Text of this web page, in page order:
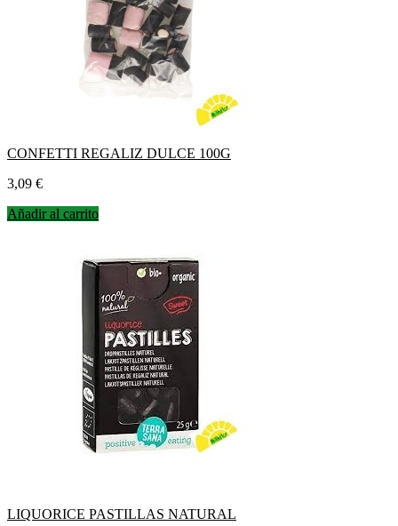
CONFETTI REGALIZ DULCE 100G
Precio
3,09 €
Añadir al carrito
LIQUORICE PASTILLAS NATURAL